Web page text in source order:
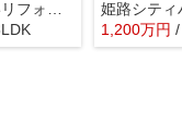
1,200万円